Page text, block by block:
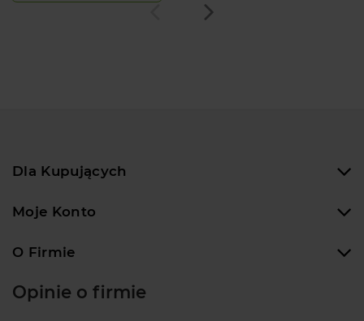
Dla Kupujących
Moje Konto
O Firmie
Opinie o firmie